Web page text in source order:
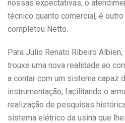
nossas expectativas, o
técnico quanto comercial, é
completou Netto.
Para Julio Renato Ribeiro Albien,
trouxe uma nova realidade ao
a contar com um sistema capaz
instrumentação, facilitando o
realização de pesquisas
sistema elétrico da usina que